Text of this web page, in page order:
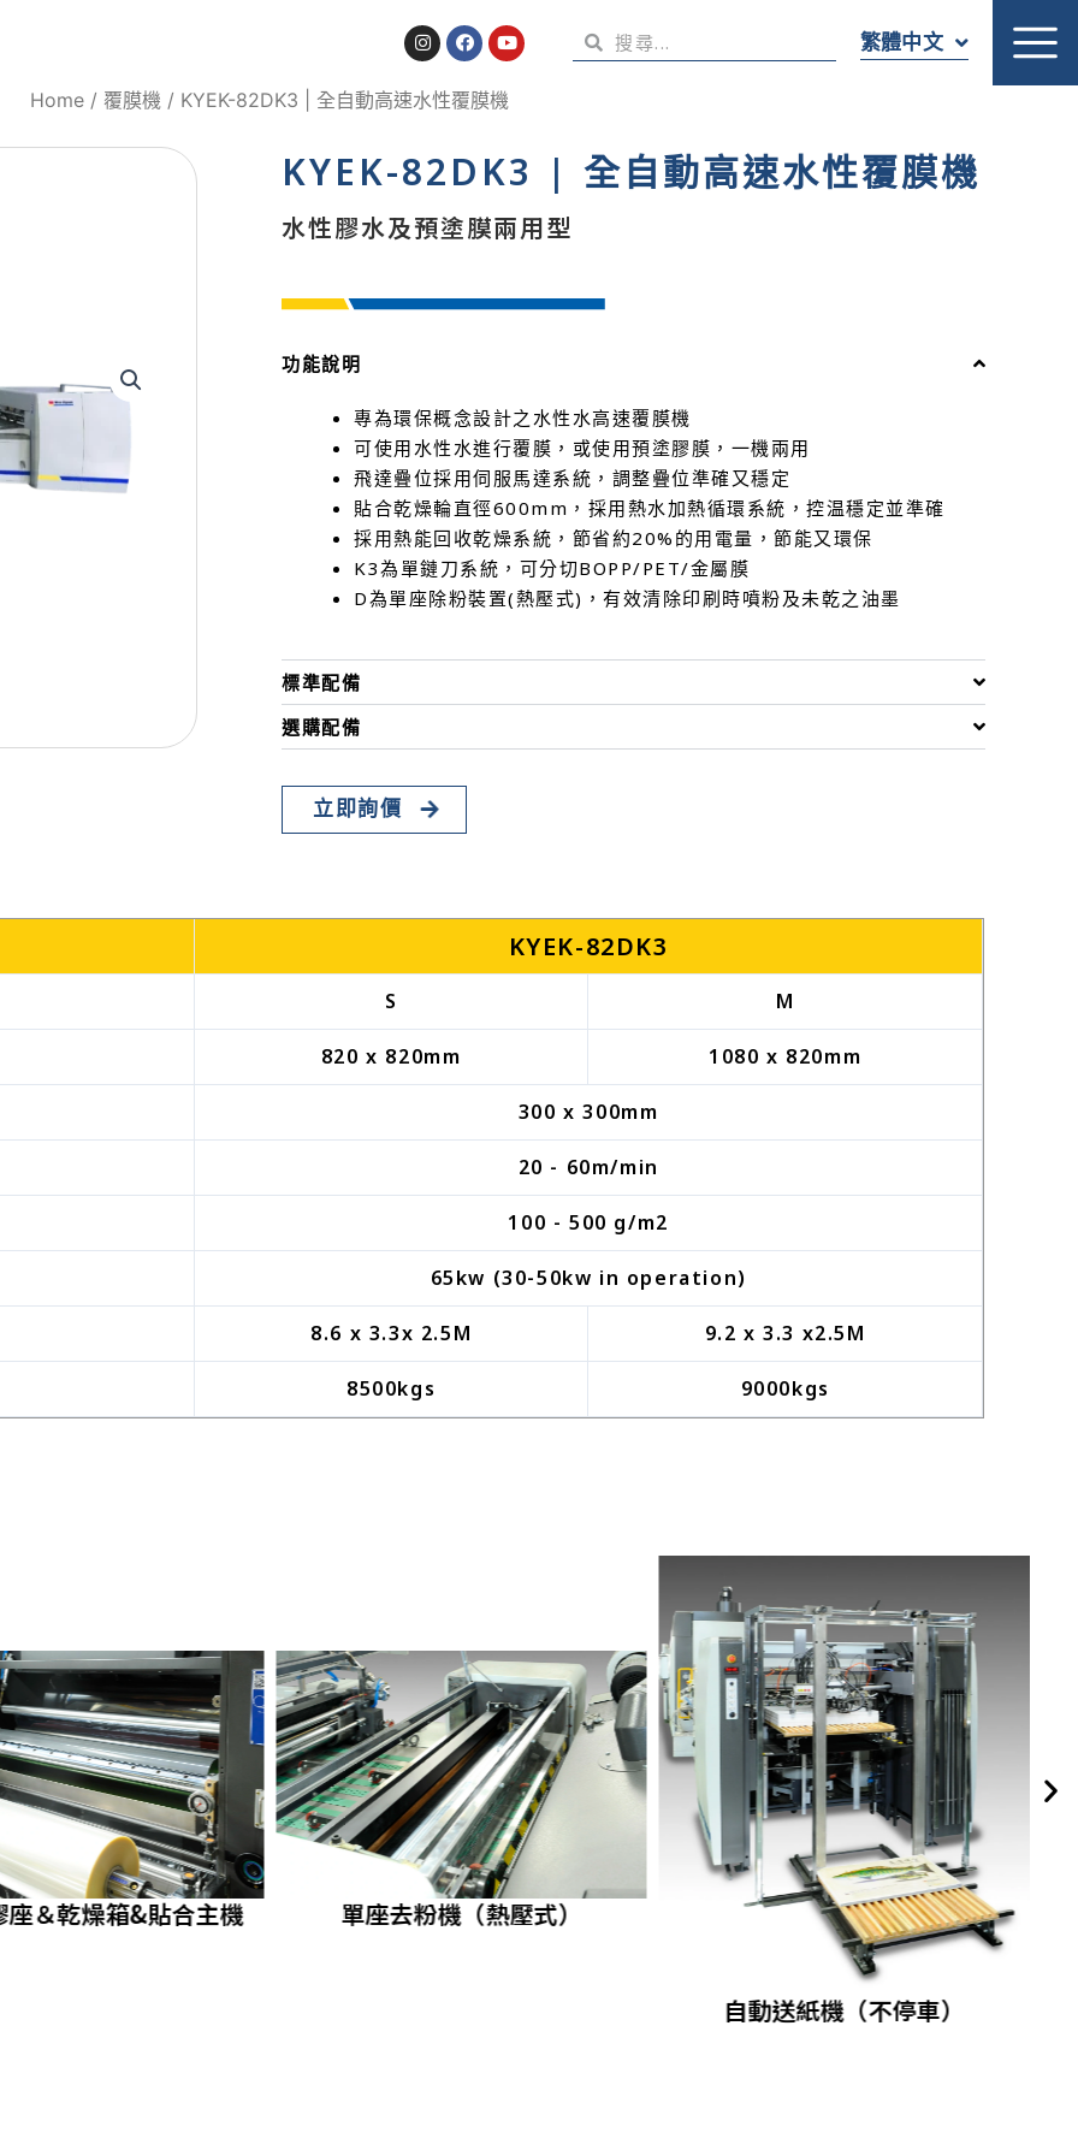
繁體中文
Home / 覆膜機 / KYEK-82DK3 | 全自動高速水性覆膜機
KYEK-82DK3 | 全自動高速水性覆膜機
水性膠水及預塗膜兩用型
功能說明
專為環保概念設計之水性水高速覆膜機
可使用水性水進行覆膜，或使用預塗膠膜，一機兩用
飛達疊位採用伺服馬達系統，調整疊位準確又穩定
貼合乾燥輪直徑600mm，採用熱水加熱循環系統，控温穩定並準確
採用熱能回收乾燥系統，節省約20%的用電量，節能又環保
K3為單鏈刀系統，可分切BOPP/PET/金屬膜
D為單座除粉裝置(熱壓式)，有效清除印刷時噴粉及未乾之油墨
標準配備
選購配備
立即詢價
KYEK-82DK3
S M
820 x 820mm 1080 x 820mm
300 x 300mm
20 - 60m/min
100 - 500 g/m2
65kw (30-50kw in operation)
8.6 x 3.3x 2.5M 9.2 x 3.3 x2.5M
8500kgs 9000kgs
座＆乾燥箱&貼合主機 單座去粉機（熱壓式）
自動送紙機（不停車）